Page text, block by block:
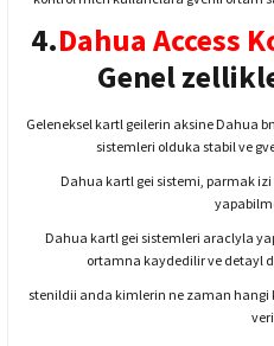
4.Dahua Access
Genel
Geleneksel kartl geilerin aksine Dahua
sistemleri olduka stabil ve
Dahua kartl gei sistemi, parmak
Dahua kartl gei sistemleri araclyla
ortamna kaydedilir ve detayl
stenildii anda kimlerin ne zaman hangi